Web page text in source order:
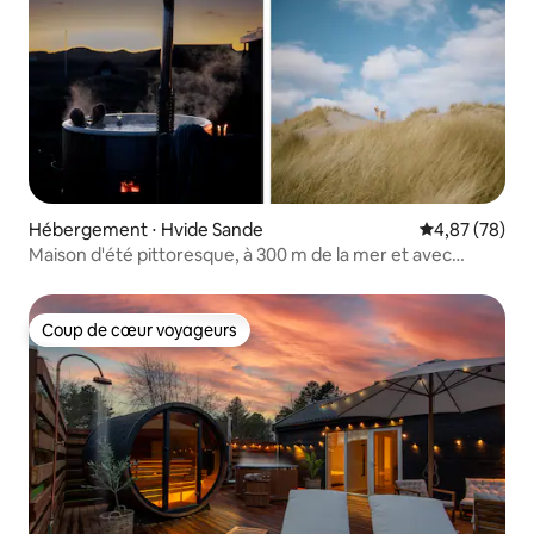
Hébergement ⋅ Hvide Sande Évaluation
4,87 (78)
Maison d'été pittoresque, à 300 m de la mer et avec
Coup de cœur voyageurs
Coup de cœur voyageurs